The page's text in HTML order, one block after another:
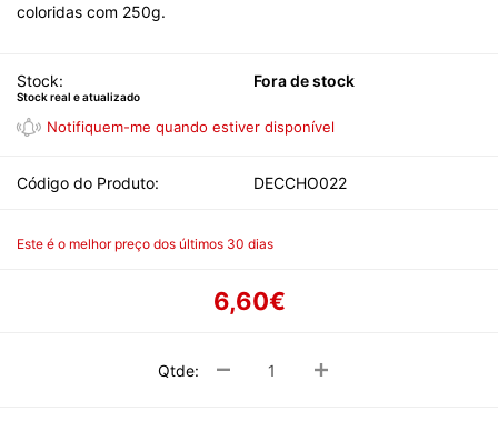
coloridas com 250g.
Stock: Fora de stock
Stock real e atualizado
Código do Produto: DECCHO022
Este é o melhor preço dos últimos 30 dias
6,60€
Qtde: